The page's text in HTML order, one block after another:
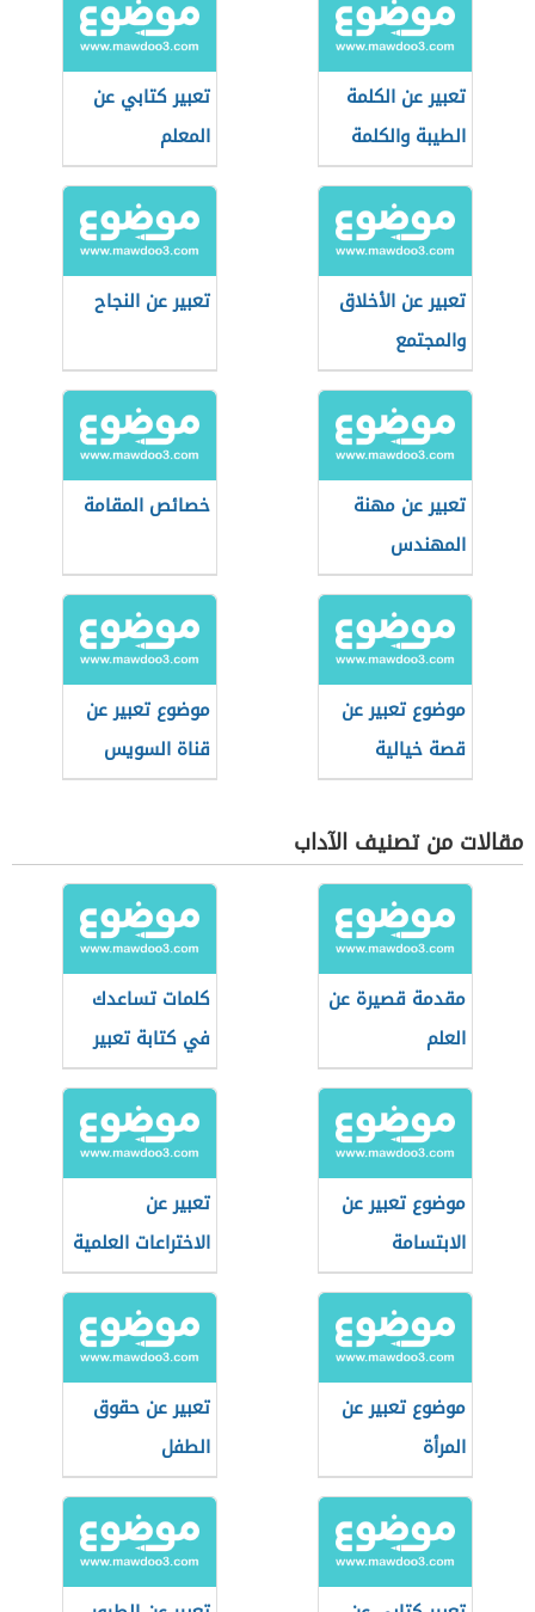
تعبير عن الكلمة
الطيبة والكلمة
الخبيثة
تعبير كتابي عن
المعلم
تعبير عن الأخلاق
والمجتمع
تعبير عن النجاح
تعبير عن مهنة
المهندس
خصائص المقامة
موضوع تعبير عن
قصة خيالية
موضوع تعبير عن
قناة السويس
مقالات من تصنيف الآداب
مقدمة قصيرة عن
العلم
كلمات تساعدك
في كتابة تعبير
عربي
موضوع تعبير عن
الابتسامة
تعبير عن
الاختراعات العلمية
موضوع تعبير عن
المرأة
تعبير عن حقوق
الطفل